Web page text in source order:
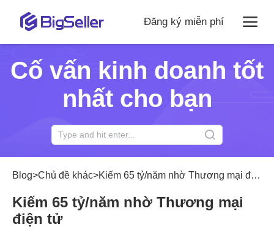
Đăng ký miễn phí
Cố vấn kinh doanh tốt
nhất cho bạn
Blog>Chủ đề khác>Kiếm 65 tỷ/năm nhờ Thương mại điện tử
Kiếm 65 tỷ/năm nhờ Thương mại
điện tử